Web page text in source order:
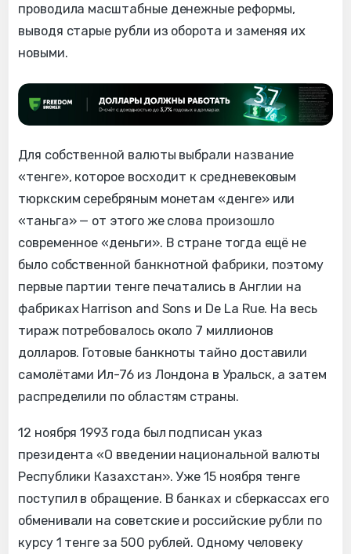
проводила масштабные денежные реформы,
выводя старые рубли из оборота и заменяя их
новыми.
Для собственной валюты выбрали название
«тенге», которое восходит к средневековым
тюркским серебряным монетам «денге» или
«таньга» — от этого же слова произошло
современное «деньги». В стране тогда ещё не
было собственной банкнотной фабрики, поэтому
первые партии тенге печатались в Англии на
фабриках Harrison and Sons и De La Rue. На весь
тираж потребовалось около 7 миллионов
долларов. Готовые банкноты тайно доставили
самолётами Ил-76 из Лондона в Уральск, а затем
распределили по областям страны.
12 ноября 1993 года был подписан указ
президента «О введении национальной валюты
Республики Казахстан». Уже 15 ноября тенге
поступил в обращение. В банках и сберкассах его
обменивали на советские и российские рубли по
курсу 1 тенге за 500 рублей. Одному человеку